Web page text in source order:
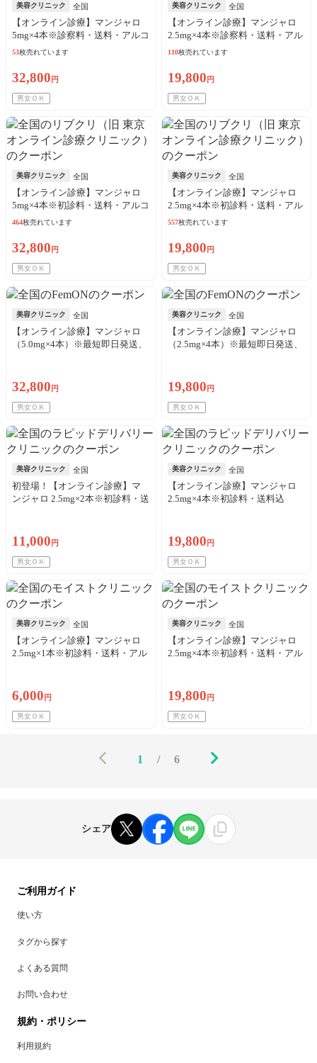
美容クリニック 全国
【オンライン診療】マンジャロ
5mg×4本※診察料・送料・アルコ
ール綿込
53枚売れています
32,800 円
男女ＯＫ
美容クリニック 全国
【オンライン診療】マンジャロ
2.5mg×4本※診察料・送料・アル
コール綿込
110枚売れています
19,800 円
男女ＯＫ
美容クリニック 全国
【オンライン診療】マンジャロ
5mg×4本※初診料・送料・アルコ
ール綿込／リピート可
464枚売れています
32,800 円
男女ＯＫ
美容クリニック 全国
【オンライン診療】マンジャロ
2.5mg×4本※初診料・送料・アル
コール綿込／リピート可
557枚売れています
19,800 円
男女ＯＫ
美容クリニック 全国
【オンライン診療】マンジャロ
（5.0mg×4本）※最短即日発送、
32,800 円
男女ＯＫ
美容クリニック 全国
【オンライン診療】マンジャロ
（2.5mg×4本）※最短即日発送、
19,800 円
男女ＯＫ
美容クリニック 全国
初登場！【オンライン診療】マ
ンジャロ 2.5mg×2本※初診料・送
11,000 円
男女ＯＫ
美容クリニック 全国
【オンライン診療】マンジャロ
2.5mg×4本※初診料・送料込
19,800 円
男女ＯＫ
美容クリニック 全国
【オンライン診療】マンジャロ
2.5mg×1本※初診料・送料・アル
6,000 円
男女ＯＫ
美容クリニック 全国
【オンライン診療】マンジャロ
2.5mg×4本※初診料・送料・アル
19,800 円
男女ＯＫ
1 / 6
シェア
ご利用ガイド
使い方
タグから探す
よくある質問
お問い合わせ
規約・ポリシー
利用規約